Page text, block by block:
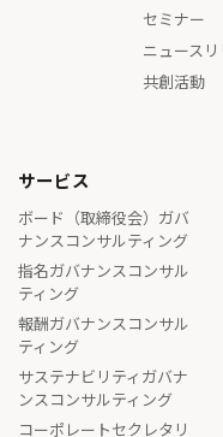
セミナー
ニュース
共創活動
サービス
ボード（取締役会）ガバ
ナンスコンサルティング
指名ガバナンスコンサル
ティング
報酬ガバナンスコンサル
ティング
サステナビリティガバナ
ンスコンサルティング
コーポレートセクレタリ